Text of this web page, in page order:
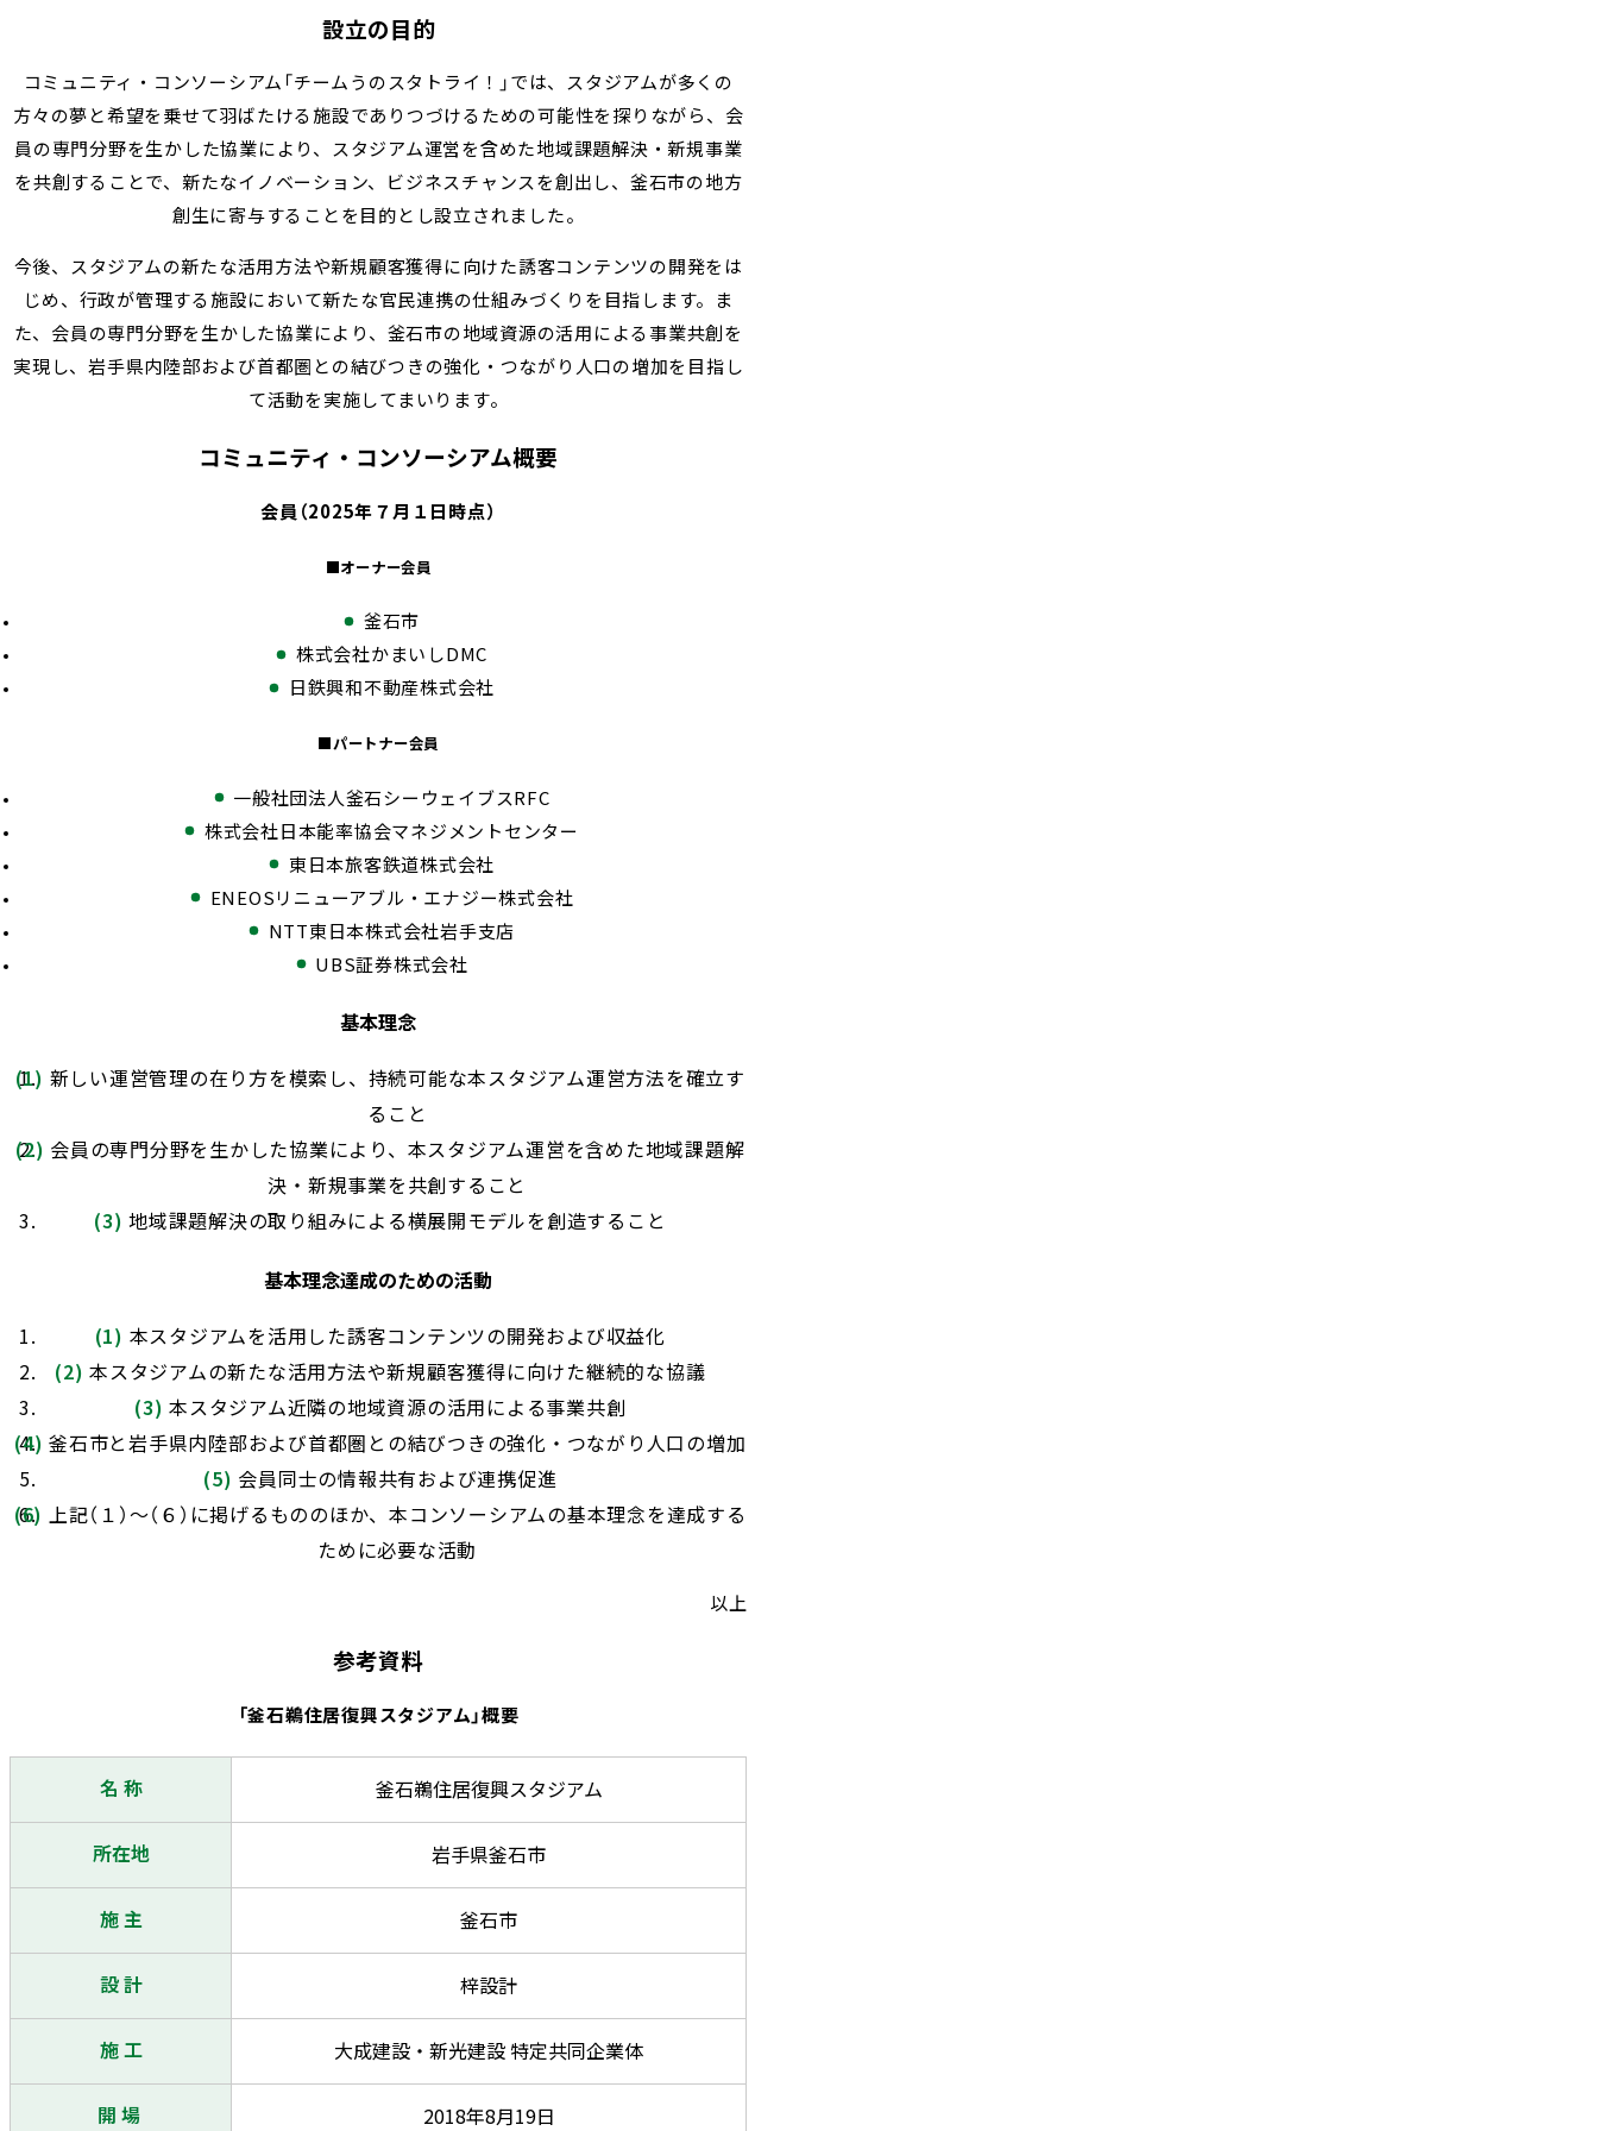
設立の目的
コミュニティ・コンソーシアム「チームうのスタトライ！」では、スタジアムが多くの
方々の夢と希望を乗せて羽ばたける施設でありつづけるための可能性を探りながら、会
員の専門分野を生かした協業により、スタジアム運営を含めた地域課題解決・新規事業
を共創することで、新たなイノベーション、ビジネスチャンスを創出し、釜石市の地方
創生に寄与することを目的とし設立されました。
今後、スタジアムの新たな活用方法や新規顧客獲得に向けた誘客コンテンツの開発をは
じめ、行政が管理する施設において新たな官民連携の仕組みづくりを目指します。ま
た、会員の専門分野を生かした協業により、釜石市の地域資源の活用による事業共創を
実現し、岩手県内陸部および首都圏との結びつきの強化・つながり人口の増加を目指し
て活動を実施してまいります。
コミュニティ・コンソーシアム概要
会員（2025年７月１日時点）
■オーナー会員
釜石市
株式会社かまいしDMC
日鉄興和不動産株式会社
■パートナー会員
一般社団法人釜石シーウェイブスRFC
株式会社日本能率協会マネジメントセンター
東日本旅客鉄道株式会社
ENEOSリニューアブル・エナジー株式会社
NTT東日本株式会社岩手支店
UBS証券株式会社
基本理念
新しい運営管理の在り方を模索し、持続可能な本スタジアム運営方法を確立す
ること
会員の専門分野を生かした協業により、本スタジアム運営を含めた地域課題解
決・新規事業を共創すること
地域課題解決の取り組みによる横展開モデルを創造すること
基本理念達成のための活動
本スタジアムを活用した誘客コンテンツの開発および収益化
本スタジアムの新たな活用方法や新規顧客獲得に向けた継続的な協議
本スタジアム近隣の地域資源の活用による事業共創
釜石市と岩手県内陸部および首都圏との結びつきの強化・つながり人口の増加
会員同士の情報共有および連携促進
上記（１）～（６）に掲げるもののほか、本コンソーシアムの基本理念を達成する
ために必要な活動
以上
参考資料
「釜石鵜住居復興スタジアム」概要
名 称 釜石鵜住居復興スタジアム
所在地 岩手県釜石市
施 主 釜石市
設 計 梓設計
施 工 大成建設・新光建設 特定共同企業体
開 場 2018年8月19日